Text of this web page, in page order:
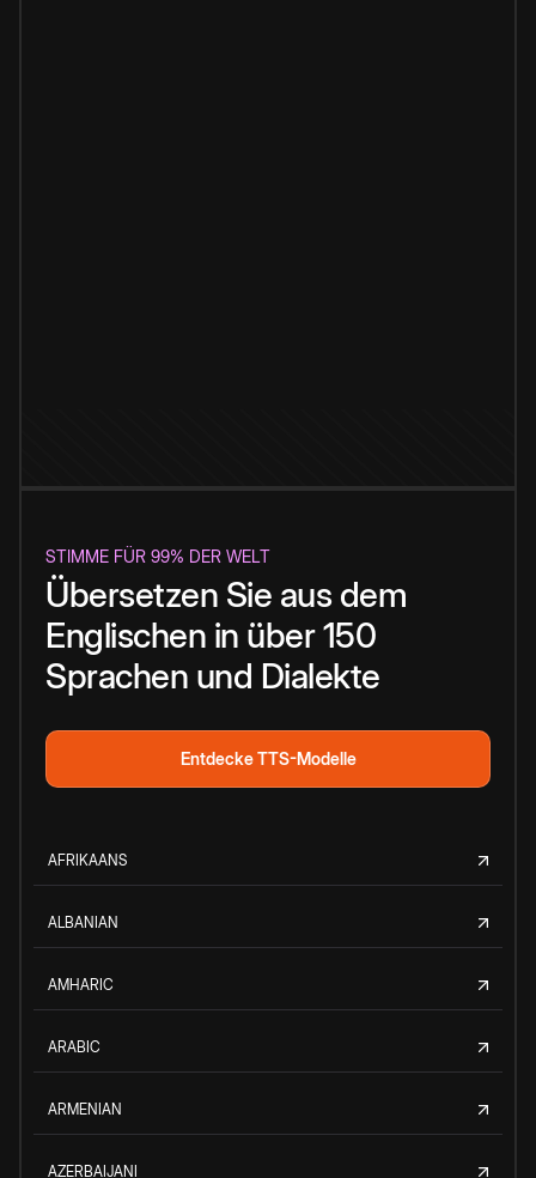
STIMME FÜR 99% DER WELT
Übersetzen Sie aus dem
Englischen in über 150
Sprachen und Dialekte
Entdecke TTS-Modelle
AFRIKAANS
ALBANIAN
AMHARIC
ARABIC
ARMENIAN
AZERBAIJANI